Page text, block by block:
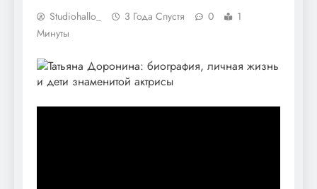
Studiohallo_ 3 Года Спустя 0
1
Минуты